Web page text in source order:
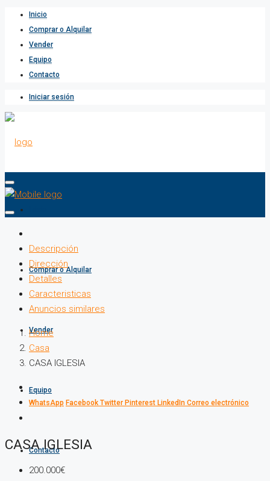
Inicio
Comprar o Alquilar
Vender
Equipo
Contacto
Iniciar sesión
Comprar o Alquilar
Vender
Equipo
Contacto
Descripción
Dirección
Detalles
Caracteristicas
Anuncios similares
Home
Casa
CASA IGLESIA
WhatsApp Facebook Twitter Pinterest LinkedIn Correo electrónico
CASA IGLESIA
200.000€